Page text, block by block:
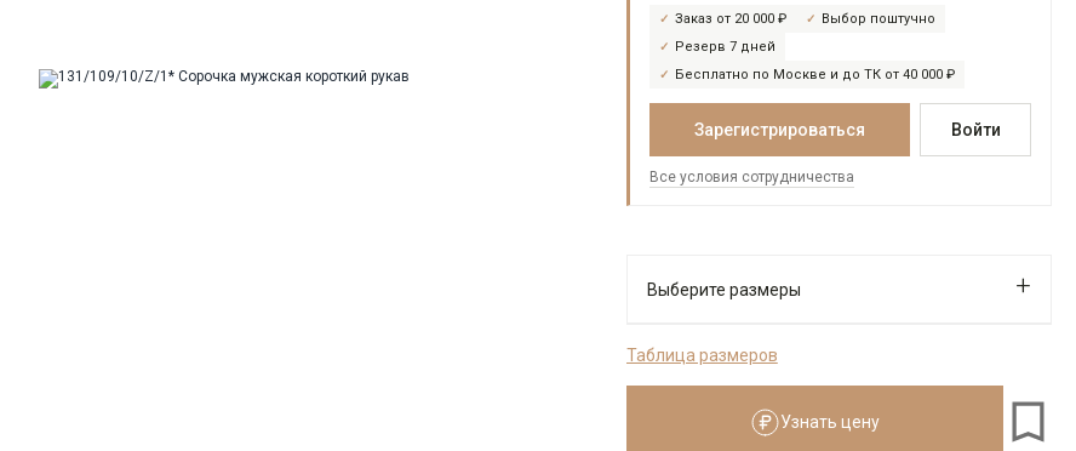
Заказ от 20 000 ₽
Выбор поштучно
Резерв 7 дней
Бесплатно по Москве и до ТК от 40 000 ₽
Зарегистрироваться Войти
Все условия сотрудничества
Выберите размеры
Таблица размеров
Узнать цену